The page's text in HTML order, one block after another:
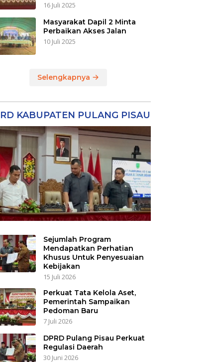
16 Juli 2025
Masyarakat Dapil 2 Minta
Perbaikan Akses Jalan
10 Juli 2025
Selengkapnya
KABUPATEN PULANG PISAU
Sejumlah Program
Mendapatkan Perhatian
Khusus Untuk Penyesuaian
Kebijakan
15 Juli 2026
Perkuat Tata Kelola Aset,
Pemerintah Sampaikan
Pedoman Baru
7 Juli 2026
DPRD Pulang Pisau Perkuat
Regulasi Daerah
30 Juni 2026